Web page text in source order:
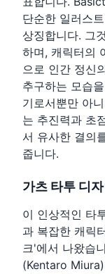
단순한 일러스
상징합니다. 그
하며, 캐릭터의
으로 인간 정신
추구하는 모습
기로서뿐만 아
는 추진력과 초
서 유사한 결의
줍니다.
가츠 타투 디
이 인상적인 타
과 복잡한 캐릭
크'에서 나왔습
(Kentaro